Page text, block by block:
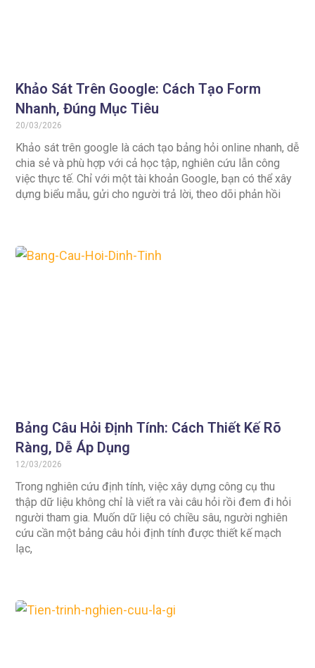
Khảo Sát Trên Google: Cách Tạo Form
Nhanh, Đúng Mục Tiêu
20/03/2026
Khảo sát trên google là cách tạo bảng hỏi online nhanh, dễ
chia sẻ và phù hợp với cả học tập, nghiên cứu lẫn công
việc thực tế. Chỉ với một tài khoản Google, bạn có thể xây
dựng biểu mẫu, gửi cho người trả lời, theo dõi phản hồi
Bảng Câu Hỏi Định Tính: Cách Thiết Kế Rõ
Ràng, Dễ Áp Dụng
12/03/2026
Trong nghiên cứu định tính, việc xây dựng công cụ thu
thập dữ liệu không chỉ là viết ra vài câu hỏi rồi đem đi hỏi
người tham gia. Muốn dữ liệu có chiều sâu, người nghiên
cứu cần một bảng câu hỏi định tính được thiết kế mạch
lạc,